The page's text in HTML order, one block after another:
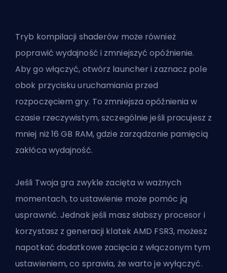
Tryb kompilacji shaderów może również
poprawić wydajność i zmniejszyć opóźnienie.
Aby go włączyć, otwórz launcher i zaznacz pole
obok przycisku uruchamiania przed
rozpoczęciem gry. To zmniejsza opóźnienia w
czasie rzeczywistym, szczególnie jeśli pracujesz z
mniej niż 16 GB RAM, gdzie zarządzanie pamięcią
zakłóca wydajność.
Jeśli Twoja gra zwykle zacięta w ważnych
momentach, to ustawienie może pomóc ją
usprawnić. Jednak jeśli masz słabszy procesor i
korzystasz z generacji klatek AMD FSR3, możesz
napotkać dodatkowe zacięcia z włączonym tym
ustawieniem, co sprawia, że warto je wyłączyć.